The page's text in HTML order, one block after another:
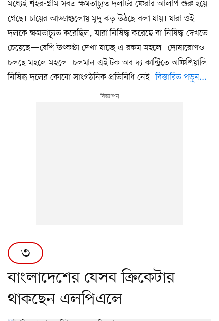
মধ্যেই শহর-গ্রাম সর্বত্র ক্ষমতাচ্যুত দলটির ফেরার আলাপ শুরু হয়ে
গেছে। চায়ের আড্ডাগুলোয় মৃদু ঝড় উঠছে বলা যায়। যারা ওই
দলকে ক্ষমতাচ্যুত করেছিল, যারা নিষিদ্ধ করেছে বা নিষিদ্ধ দেখতে
চেয়েছে—বেশি উৎকণ্ঠা দেখা যাচ্ছে এ রকম মহলে। দোষারোপও
চলছে মহলে মহলে। চলমান এই টক অব দ্য কান্ট্রিতে অফিশিয়ালি
নিষিদ্ধ দলের কোনো সাংগঠনিক প্রতিনিধি নেই।বিস্তারিত পড়ুন...
৩
বাংলাদেশের যেসব ক্রিকেটার
থাকছেন এলপিএলে